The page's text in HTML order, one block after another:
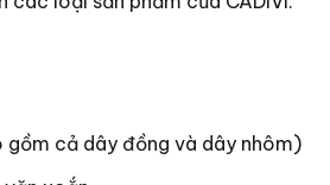
gồm cả dây đồng và dây nhôm)